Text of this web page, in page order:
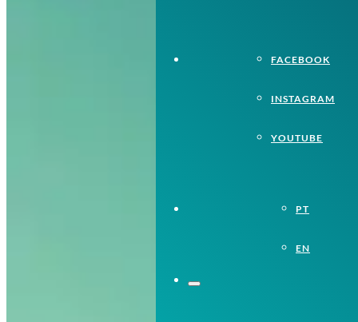
FACEBOOK
INSTAGRAM
YOUTUBE
PT
EN